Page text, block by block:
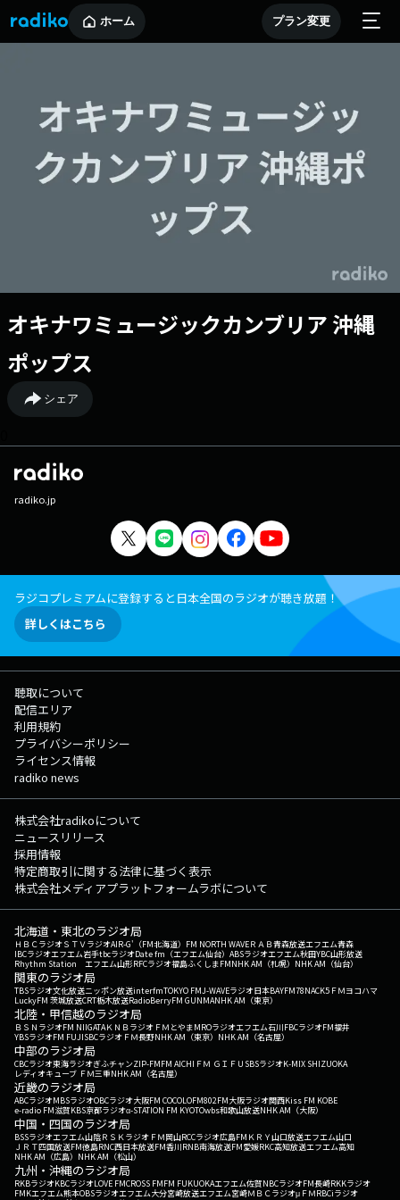
ホーム プラン変更
オキナワミュージックカンブリア 沖縄
ポップス
シェア
radiko.jp
ラジコプレミアムに登録すると日本全国のラジオが聴き放題！
詳しくはこちら
聴取について
配信エリア
利用規約
プライバシーポリシー
ライセンス情報
radiko news
株式会社radikoについて
ニュースリリース
採用情報
特定商取引に関する法律に基づく表示
株式会社メディアプラットフォームラボについて
北海道・東北のラジオ局
ＨＢＣラジオＳＴＶラジオAIR-G'（FM北海道） FM NORTH WAVEＲＡＢ青森放送エフエム青森
IBCラジオエフエム岩手tbcラジオDate fm（エフエム仙台） ABSラジオエフエム秋田YBC山形放送
Rhythm Station エフエム山形RFCラジオ福島ふくしまFMNHK AM（札幌） NHK AM（仙台）
関東のラジオ局
TBSラジオ文化放送ニッポン放送interfmTOKYO FMJ-WAVEラジオ日本BAYFM78NACK5 ＦＭヨコハマ
LuckyFM 茨城放送CRT栃木放送RadioBerryFM GUNMANHK AM（東京）
北陸・甲信越のラジオ局
ＢＳＮラジオFM NIIGATAＫＮＢラジオ ＦＭとやまMROラジオエフエム石川FBCラジオFM福井
YBSラジオFM FUJISBCラジオ ＦＭ長野NHK AM（東京） NHK AM（名古屋）
中部のラジオ局
CBCラジオ東海ラジオぎふチャンZIP-FMFM AICHI ＦＭ ＧＩＦＵ SBSラジオK-MIX SHIZUOKA
レディオキューブ ＦＭ三重NHK AM（名古屋）
近畿のラジオ局
ABCラジオMBSラジオOBCラジオ大阪FM COCOLOFM802FM大阪ラジオ関西Kiss FM KOBE
e-radio FM滋賀KBS京都ラジオα-STATION FM KYOTOwbs和歌山放送NHK AM（大阪）
中国・四国のラジオ局
BSSラジオエフエム山陰ＲＳＫラジオ ＦＭ岡山RCCラジオ広島FM ＫＲＹ山口放送エフエム山口
ＪＲＴ四国放送FM徳島RNC西日本放送FM香川RNB南海放送FM愛媛RKC高知放送エフエム高知
NHK AM（広島） NHK AM（松山）
九州・沖縄のラジオ局
RKBラジオKBCラジオLOVE FMCROSS FMFM FUKUOKAエフエム佐賀NBCラジオFM長崎RKKラジオ
FMKエフエム熊本OBSラジオエフエム大分宮崎放送エフエム宮崎ＭＢＣラジオμＦＭRBCiラジオ